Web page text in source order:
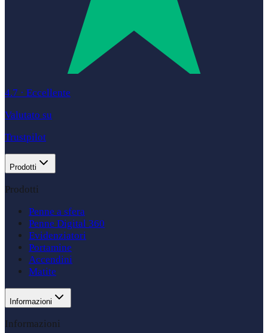
4.7 · Eccellente
Valutato su
Trustpilot
Prodotti
Prodotti
Penne a sfera
Penne Digital 360
Evidenziatori
Portamine
Accendini
Matite
Informazioni
Informazioni